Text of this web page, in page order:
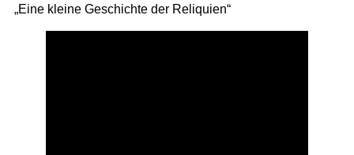
„Eine kleine Geschichte der Reliquien“